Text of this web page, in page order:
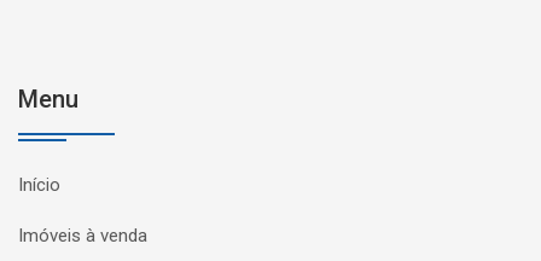
Menu
Início
Imóveis à venda